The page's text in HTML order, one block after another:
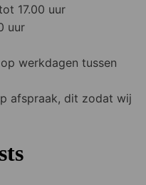
17.00 uur
uur
werkdagen tussen
afspraak, dit zodat wij